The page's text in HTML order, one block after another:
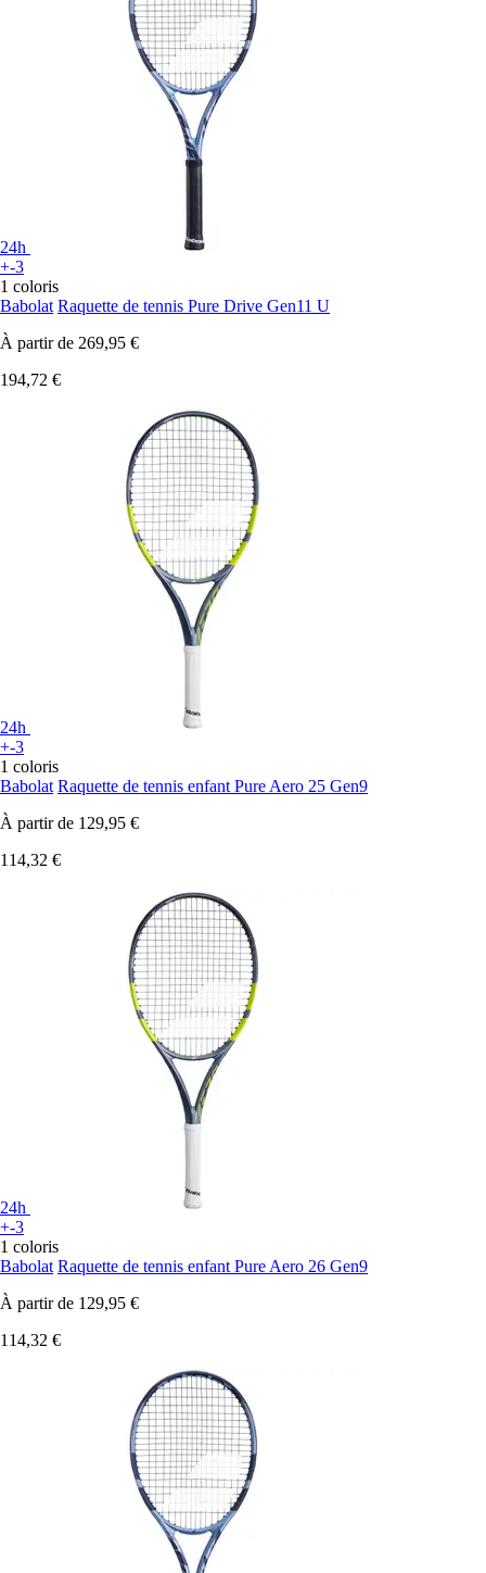
24h
+-3
1 coloris
Babolat Raquette de tennis Pure Drive Gen11 U
À partir de 269,95 €
194,72 €
24h
+-3
1 coloris
Babolat Raquette de tennis enfant Pure Aero 25 Gen9
À partir de 129,95 €
114,32 €
24h
+-3
1 coloris
Babolat Raquette de tennis enfant Pure Aero 26 Gen9
À partir de 129,95 €
114,32 €